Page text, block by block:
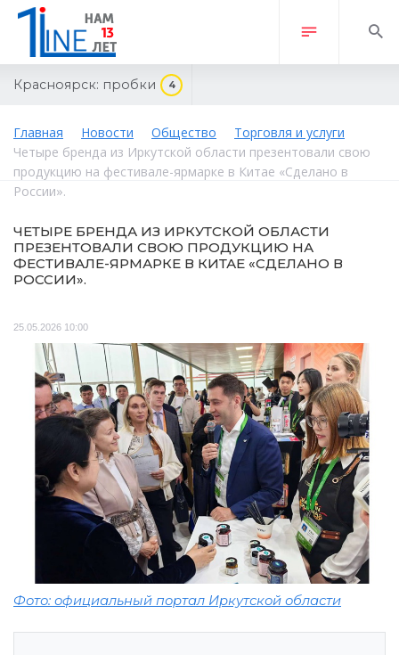
Красноярск: пробки 4
Главная Новости Общество
Торговля и услуги
Четыре бренда из Иркутской области презентовали свою
продукцию на фестивале-ярмарке в Китае «Сделано в
России».
ЧЕТЫРЕ БРЕНДА ИЗ ИРКУТСКОЙ ОБЛАСТИ
ПРЕЗЕНТОВАЛИ СВОЮ ПРОДУКЦИЮ НА
ФЕСТИВАЛЕ-ЯРМАРКЕ В КИТАЕ «СДЕЛАНО В
РОССИИ».
25.05.2026 10:00
Фото: официальный портал Иркутской области